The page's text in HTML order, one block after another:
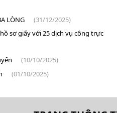
LÒNG
(31/12/2025)
sơ giấy với 25 dịch vụ công trực
(10/10/2025)
(01/10/2025)